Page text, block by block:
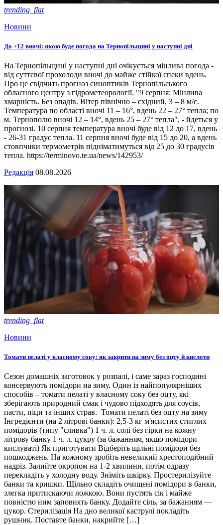
trending_flat
Новини
До +12 вночі: якою буде погода на Тернопільщині у наступні дні
На Тернопільщині у наступні дні очікується мінлива погода -
від суттєвої прохолоди вночі до майже стійкої спеки вдень.
Про це свідчить прогноз синоптиків Тернопільського
обласного центру з гідрометеорології. "9 серпня: Мінлива
хмарність. Без опадів. Вітер північно – східний, 3 – 8 м/с.
Температура по області вночі 11 – 16°, вдень 22 – 27° тепла; по
м. Тернополю вночі 12 – 14°, вдень 25 – 27° тепла", - йдеться у
прогнозі. 10 серпня температура вночі буде від 12 до 17, вдень
- 26-31 градус тепла. 11 серпня вночі буде від 15 до 20, а вдень
стовпчики термометрів підніматимуться від 25 до 30 градусів
тепла. https://terminovo.te.ua/news/142953/
Редакція 08.08.2026
trending_flat
Новини
Томати пелаті у власному соку: як закрити на зиму без оцту й кислоти
Сезон домашніх заготовок у розпалі, і саме зараз господині
консервують помідори на зиму. Один із найпопулярніших
способів – томати пелаті у власному соку без оцту, які
зберігають природний смак і чудово підходять для соусів,
пасти, піци та інших страв. Томати пелаті без оцту на зиму
Інгредієнти (на 2 літрові банки): 2,5-3 кг м'ясистих стиглих
помідорів (типу "сливка") 1 ч. л. солі без гірки на кожну
літрову банку 1 ч. л. цукру (за бажанням, якщо помідори
кислуваті) Як приготувати Відберіть щільні помідори без
пошкоджень. На кожному зробіть невеликий хрестоподібний
надріз. Залийте окропом на 1-2 хвилини, потім одразу
перекладіть у холодну воду. Зніміть шкірку. Простерилізуйте
банки та кришки. Щільно складіть очищені помідори в банки,
злегка притискаючи ложкою. Вони пустять сік і майже
повністю ним заповнять банку. Додайте сіль, за бажанням —
цукор. Стерилізація На дно великої каструлі покладіть
рушник. Поставте банки, накрийте […]